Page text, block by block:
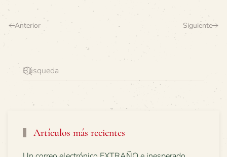
Anterior Siguiente
Artículos más recientes